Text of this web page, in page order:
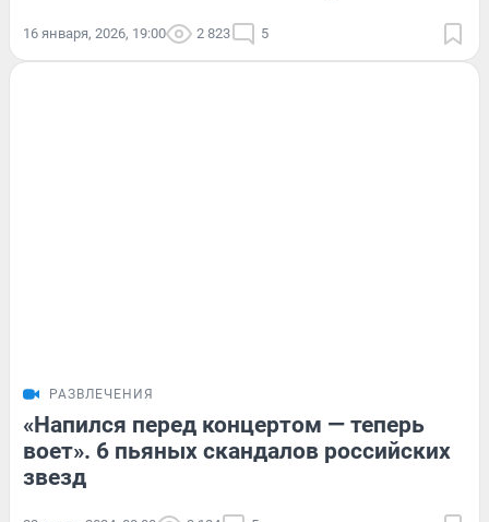
16 января, 2026, 19:00 2 823 5
РАЗВЛЕЧЕНИЯ
«Напился перед концертом — теперь
воет». 6 пьяных скандалов российских
звезд